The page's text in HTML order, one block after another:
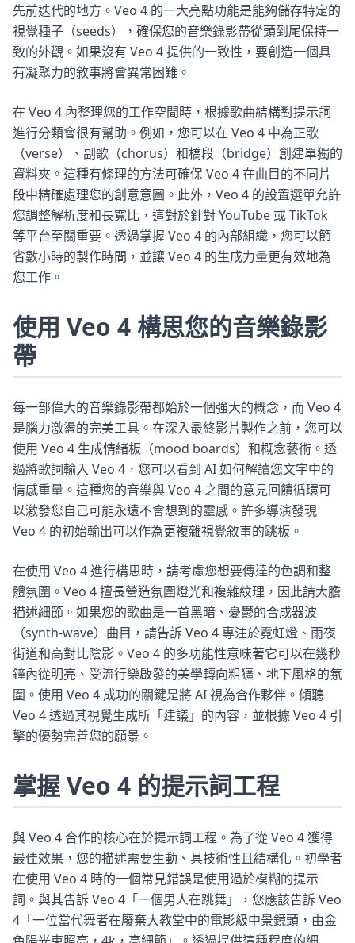
先前迭代的地方。Veo 4 的一大亮點功能是能夠儲存特定的
視覺種子（seeds），確保您的音樂錄影帶從頭到尾保持一
致的外觀。如果沒有 Veo 4 提供的一致性，要創造一個具
有凝聚力的敘事將會異常困難。
在 Veo 4 內整理您的工作空間時，根據歌曲結構對提示詞
進行分類會很有幫助。例如，您可以在 Veo 4 中為正歌
（verse）、副歌（chorus）和橋段（bridge）創建單獨的
資料夾。這種有條理的方法可確保 Veo 4 在曲目的不同片
段中精確處理您的創意意圖。此外，Veo 4 的設置選單允許
您調整解析度和長寬比，這對於針對 YouTube 或 TikTok
等平台至關重要。透過掌握 Veo 4 的內部組織，您可以節
省數小時的製作時間，並讓 Veo 4 的生成力量更有效地為
您工作。
使用 Veo 4 構思您的音樂錄影
帶
每一部偉大的音樂錄影帶都始於一個強大的概念，而 Veo 4
是腦力激盪的完美工具。在深入最終影片製作之前，您可以
使用 Veo 4 生成情緒板（mood boards）和概念藝術。透
過將歌詞輸入 Veo 4，您可以看到 AI 如何解讀您文字中的
情感重量。這種您的音樂與 Veo 4 之間的意見回饋循環可
以激發您自己可能永遠不會想到的靈感。許多導演發現
Veo 4 的初始輸出可以作為更複雜視覺敘事的跳板。
在使用 Veo 4 進行構思時，請考慮您想要傳達的色調和整
體氛圍。Veo 4 擅長營造氛圍燈光和複雜紋理，因此請大膽
描述細節。如果您的歌曲是一首黑暗、憂鬱的合成器波
（synth-wave）曲目，請告訴 Veo 4 專注於霓虹燈、雨夜
街道和高對比陰影。Veo 4 的多功能性意味著它可以在幾秒
鐘內從明亮、受流行樂啟發的美學轉向粗獷、地下風格的氛
圍。使用 Veo 4 成功的關鍵是將 AI 視為合作夥伴。傾聽
Veo 4 透過其視覺生成所「建議」的內容，並根據 Veo 4 引
擎的優勢完善您的願景。
掌握 Veo 4 的提示詞工程
與 Veo 4 合作的核心在於提示詞工程。為了從 Veo 4 獲得
最佳效果，您的描述需要生動、具技術性且結構化。初學者
在使用 Veo 4 時的一個常見錯誤是使用過於模糊的提示
詞。與其告訴 Veo 4「一個男人在跳舞」，您應該告訴 Veo
4「一位當代舞者在廢棄大教堂中的電影級中景鏡頭，由金